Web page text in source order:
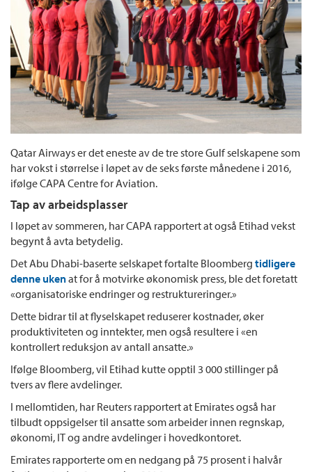
Qatar Airways er det eneste av de tre store Gulf selskapene som
har vokst i størrelse i løpet av de seks første månedene i 2016,
ifølge CAPA Centre for Aviation.
Tap av arbeidsplasser
I løpet av sommeren, har CAPA rapportert at også Etihad vekst
begynt å avta betydelig.
Det Abu Dhabi-baserte selskapet fortalte Bloomberg tidligere
denne ukenat for å motvirke økonomisk press, ble det foretatt
«organisatoriske endringer og restruktureringer.»
Dette bidrar til at flyselskapet reduserer kostnader, øker
produktiviteten og inntekter, men også resultere i «en
kontrollert reduksjon av antall ansatte.»
Ifølge Bloomberg, vil Etihad kutte opptil 3 000 stillinger på
tvers av flere avdelinger.
I mellomtiden, har Reuters rapportert at Emirates også har
tilbudt oppsigelser til ansatte som arbeider innen regnskap,
økonomi, IT og andre avdelinger i hovedkontoret.
Emirates rapporterte om en nedgang på 75 prosent i halvår